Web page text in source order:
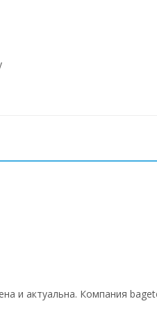
и актуальна. Компания